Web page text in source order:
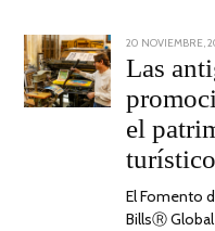
POSTED
ON
20 NOVIEMBRE,
Las
el
El Fomento
BillsⓇ Global